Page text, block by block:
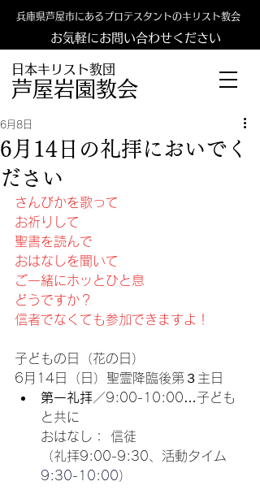
日本キリスト教団
​​芦屋岩園教会
兵庫県芦屋市にあるプロテスタントのキリスト教会
お気軽にお問い合わせください
6月14日の礼拝においでく
ださい
6月8日
さんびかを歌って
お祈りして
聖書を読んで
おはなしを聞いて
ご一緒にホッとひと息
どうですか？
信者でなくても参加できますよ！
子どもの日（花の日）
6月14日（日）聖霊降臨後第３主日
第一礼拝 ／9:00-10:00…子ども
と共に
おはなし： 信徒
（礼拝9:00-9:30、活動タイム
9:30-10:00）